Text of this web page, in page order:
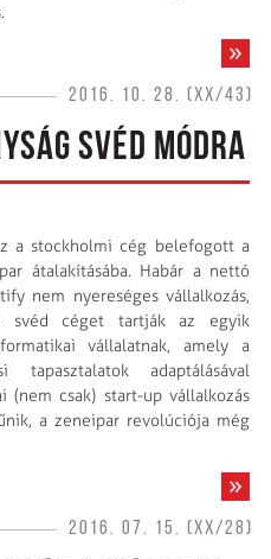
2016. 10. 28. (XX/43)
SVÉD MÓDRA
a stockholmi cég belefogott a
átalakításába. Habár a nettó
nem nyereséges vállalkozás,
svéd céget tartják az egyik
vállalatnak, amely a
tapasztalatok adaptálásával
csak) start-up vállal­kozás
a zeneipar revolúciója még
2016. 07. 15. (XX/28)